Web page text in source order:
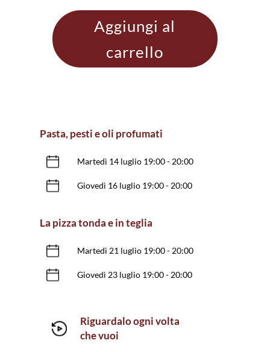
Aggiungi al
carrello
Pasta, pesti e oli profumati
Martedì 14 luglio 19:00 - 20:00
Giovedì 16 luglio 19:00 - 20:00
La pizza tonda e in teglia
Martedì 21 luglio 19:00 - 20:00
Giovedì 23 luglio 19:00 - 20:00
Riguardalo ogni volta
che vuoi